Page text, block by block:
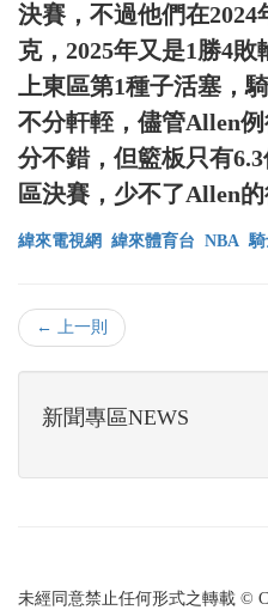
決賽，不過他們在2024
克，2025年又是1勝4
上東區第1種子活塞，
不分軒輊，儘管Allen
分不錯，但籃板只有
區決賽，少不了Allen的
緯來電視網 緯來體育台 NBA
← 上一則
新聞專區NEWS
未經同意禁止任何形式之轉載 ©